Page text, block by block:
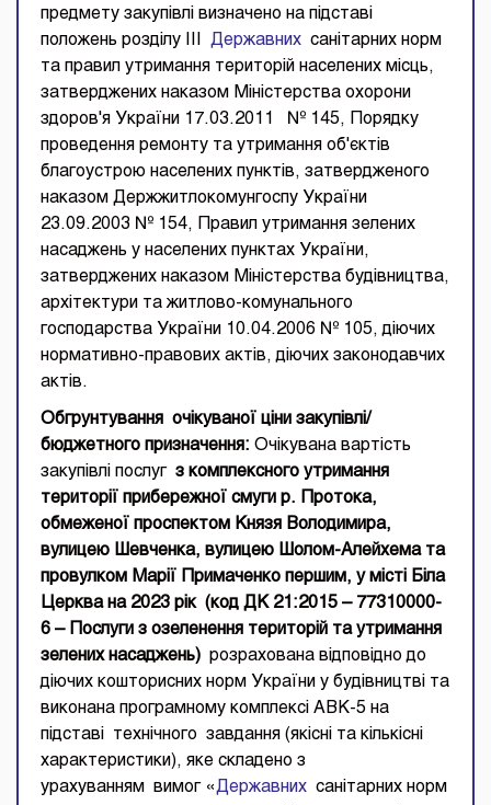
предмету закупівлі визначено на підставі
положень розділу III Державних санітарних норм
та правил утримання територій населених місць,
затверджених наказом Міністерства охорони
здоров'я України 17.03.2011 № 145, Порядку
проведення ремонту та утримання об'єктів
благоустрою населених пунктів, затвердженого
наказом Держжитлокомунгоспу України
23.09.2003 № 154, Правил утримання зелених
насаджень у населених пунктах України,
затверджених наказом Міністерства будівництва,
архітектури та житлово-комунального
господарства України 10.04.2006 № 105, діючих
нормативно-правових актів, діючих законодавчих
актів.
Обгрунтування
очікуваної ціни закупівлі/
бюджетного призначення: Очікувана вартість
закупівлі послуг з комплексного утримання
території
прибережної смуги р. Протока,
обмеженої проспектом Князя Володимира,
вулицею Шевченка, вулицею Шолом-Алейхемата
провулком
Марії Примаченко першим, у місті Біла
Церква на 2023 рік (код ДК 21:2015 – 77310000-
6 – Послуги з озеленення територій та утримання
зелених насаджень) розрахована відповідно до
діючих кошторисних норм України у будівництві та
виконана програмному комплексі АВК-5 на
підставі технічного завдання (якісні та кількісні
характеристики), яке складено з
урахуванням вимог «Державних санітарних норм